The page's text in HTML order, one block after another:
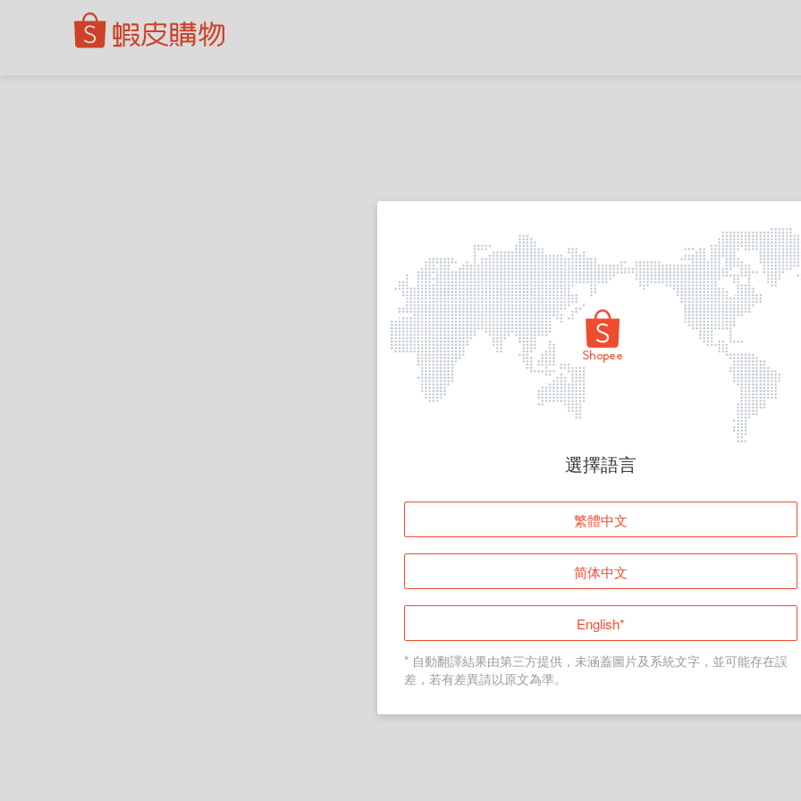
頁面無法顯示
登入
返回首頁
選擇語言
繁體中文
简体中文
English*
* 自動翻譯結果由第三方提供，未涵蓋圖片及系統文字，並可能存在誤
差，若有差異請以原文為準。